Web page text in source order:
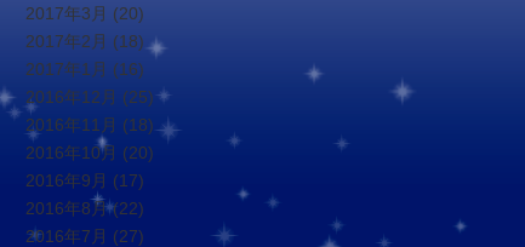
2017年3月 (20)
2017年2月 (18)
2017年1月 (16)
2016年12月 (25)
2016年11月 (18)
2016年10月 (20)
2016年9月 (17)
2016年8月(22)
2016年7月 (27)